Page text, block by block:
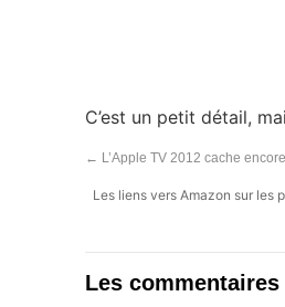
C’est un petit détail,
← L’Apple TV 2012 cache
Les liens vers Amazon sur les
Les commentaires